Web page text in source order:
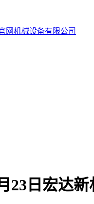
23日宏达新